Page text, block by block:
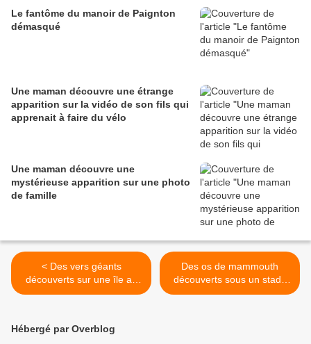
Le fantôme du manoir de Paignton
démasqué
Une maman découvre une étrange
apparition sur la vidéo de son fils qui
apprenait à faire du vélo
Une maman découvre une
mystérieuse apparition sur une photo
de famille
< Des vers géants
découverts sur une île au
large des côtes écossaises
Des os de mammouth
découverts sous un stade
de l'Oregon >
Hébergé par Overblog